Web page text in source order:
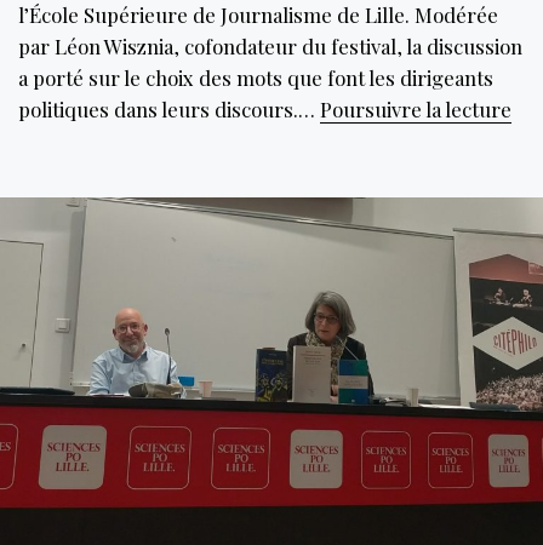
l’École Supérieure de Journalisme de Lille. Modérée
par Léon Wisznia, cofondateur du festival, la discussion
a porté sur le choix des mots que font les dirigeants
politiques dans leurs discours.… Poursuivre la lecture
à
la
des